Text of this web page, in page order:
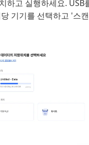
하고 실행하세요. USB
기기를 선택하고 '스